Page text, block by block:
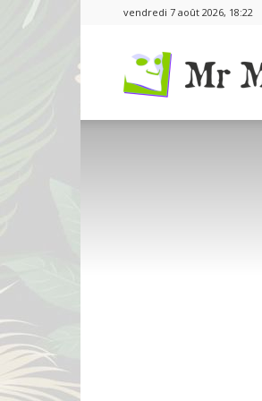
vendredi 7 août 2026, 18:22